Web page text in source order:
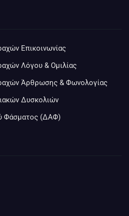
Επικοινωνίας
Λόγου & Ομιλίας
Άρθρωσης & Φωνολογίας
Δυσκολιών
Φάσματος (ΔΑΦ)